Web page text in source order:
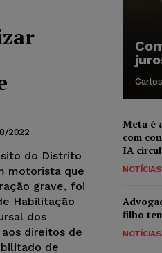
2022
do Distrito
motorista que
grave, foi
Habilitação
dos
direitos de
de
Meta é
com
IA
NOTÍCIAS
filho
NOTÍCIAS